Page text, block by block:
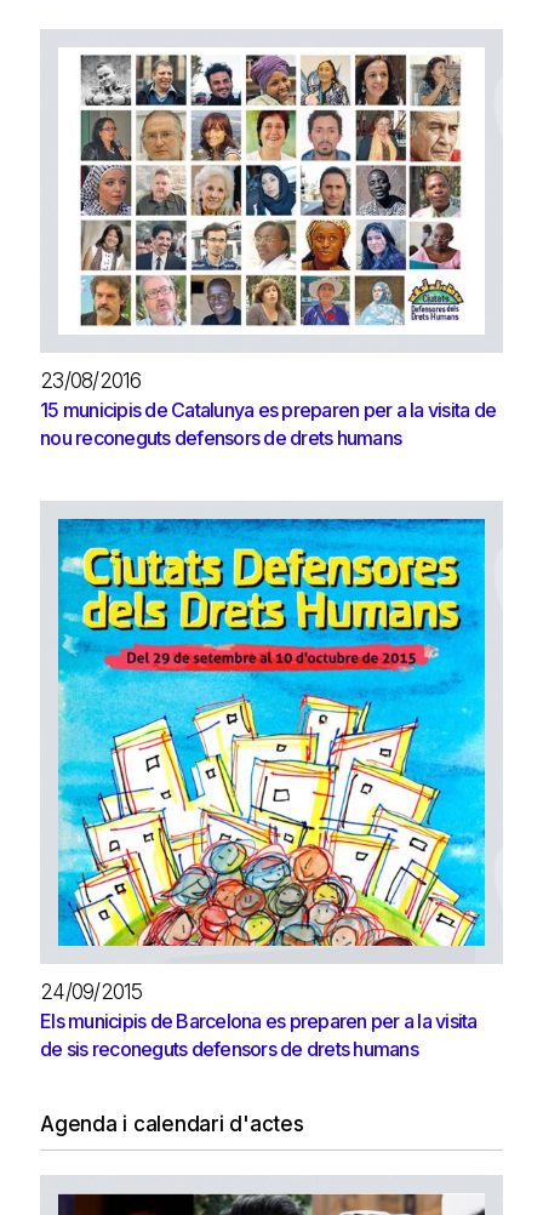
23/08/2016
15 municipis de Catalunya es preparen per a la visita de
nou reconeguts defensors de drets humans
24/09/2015
Els municipis de Barcelona es preparen per a la visita
de sis reconeguts defensors de drets humans
Agenda i calendari d'actes